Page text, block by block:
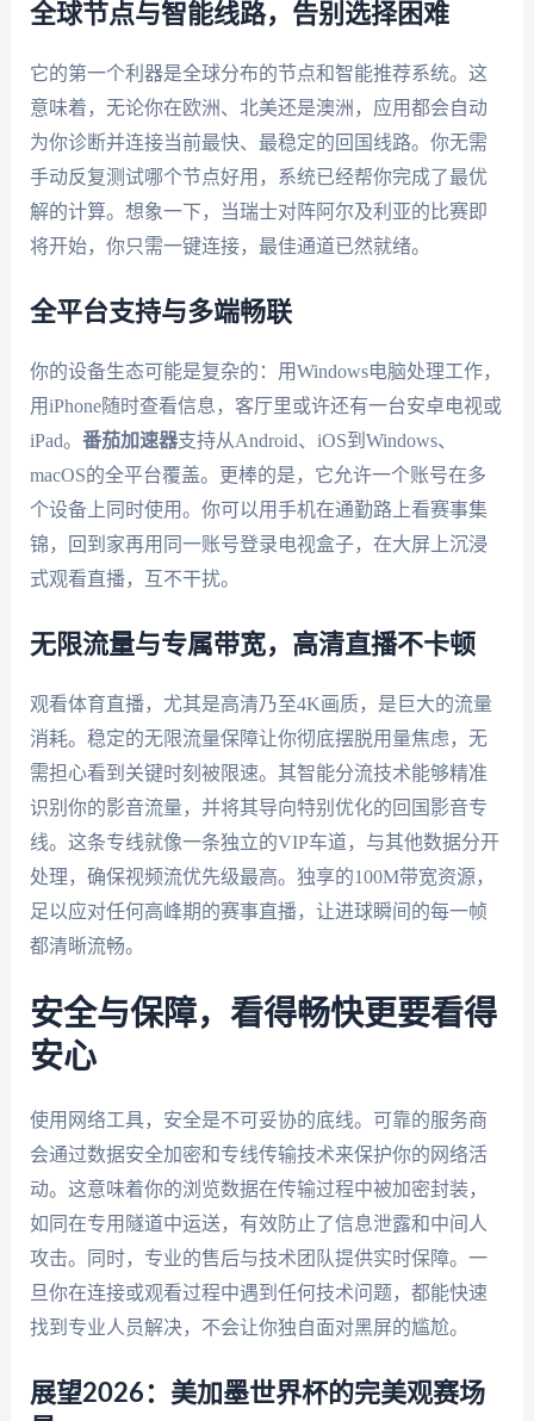
全球节点与智能线路，告别选择困难
它的第一个利器是全球分布的节点和智能推荐系统。这
意味着，无论你在欧洲、北美还是澳洲，应用都会自动
为你诊断并连接当前最快、最稳定的回国线路。你无需
手动反复测试哪个节点好用，系统已经帮你完成了最优
解的计算。想象一下，当瑞士对阵阿尔及利亚的比赛即
将开始，你只需一键连接，最佳通道已然就绪。
全平台支持与多端畅联
你的设备生态可能是复杂的：用Windows电脑处理工作，
用iPhone随时查看信息，客厅里或许还有一台安卓电视或
iPad。 番茄加速器支持从Android、iOS到Windows、
macOS的全平台覆盖。更棒的是，它允许一个账号在多
个设备上同时使用。你可以用手机在通勤路上看赛事集
锦，回到家再用同一账号登录电视盒子，在大屏上沉浸
式观看直播，互不干扰。
无限流量与专属带宽，高清直播不卡顿
观看体育直播，尤其是高清乃至4K画质，是巨大的流量
消耗。稳定的无限流量保障让你彻底摆脱用量焦虑，无
需担心看到关键时刻被限速。其智能分流技术能够精准
识别你的影音流量，并将其导向特别优化的回国影音专
线。这条专线就像一条独立的VIP车道，与其他数据分开
处理，确保视频流优先级最高。独享的100M带宽资源，
足以应对任何高峰期的赛事直播，让进球瞬间的每一帧
都清晰流畅。
安全与保障，看得畅快更要看得
安心
使用网络工具，安全是不可妥协的底线。可靠的服务商
会通过数据安全加密和专线传输技术来保护你的网络活
动。这意味着你的浏览数据在传输过程中被加密封装，
如同在专用隧道中运送，有效防止了信息泄露和中间人
攻击。同时，专业的售后与技术团队提供实时保障。一
旦你在连接或观看过程中遇到任何技术问题，都能快速
找到专业人员解决，不会让你独自面对黑屏的尴尬。
展望2026：美加墨世界杯的完美观赛场